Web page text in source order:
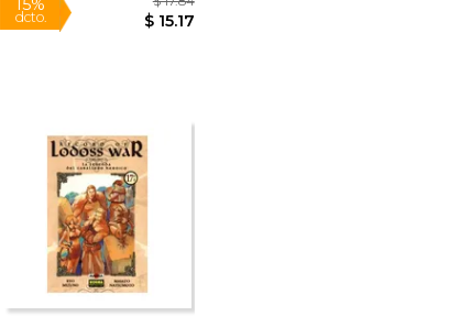
$ 16.87
$ 14.34
15%
dcto.